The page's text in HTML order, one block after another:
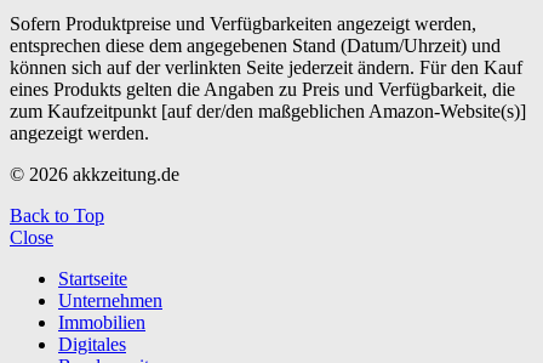
Sofern Produktpreise und Verfügbarkeiten angezeigt werden,
entsprechen diese dem angegebenen Stand (Datum/Uhrzeit) und
können sich auf der verlinkten Seite jederzeit ändern. Für den Kauf
eines Produkts gelten die Angaben zu Preis und Verfügbarkeit, die
zum Kaufzeitpunkt [auf der/den maßgeblichen Amazon-Website(s)]
angezeigt werden.
© 2026 akkzeitung.de
Back to Top
Close
Startseite
Unternehmen
Immobilien
Digitales